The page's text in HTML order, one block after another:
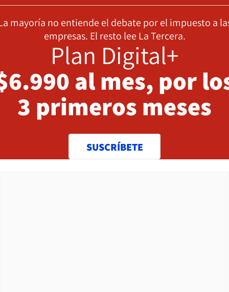
mayoría no entiende el debate por el impuesto a
empresas. El resto lee La Tercera.
Plan Digital+
al mes, por
3 primeros meses
SUSCRÍBETE